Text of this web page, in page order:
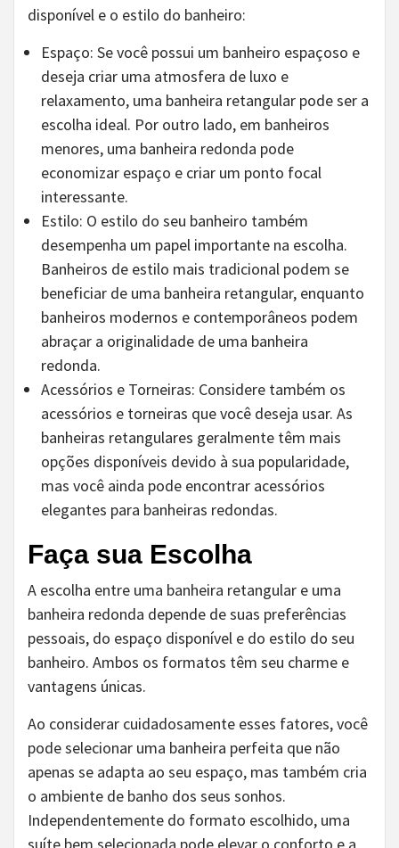
disponível e o estilo do banheiro:
Espaço: Se você possui um banheiro espaçoso e
deseja criar uma atmosfera de luxo e
relaxamento, uma banheira retangular pode ser a
escolha ideal. Por outro lado, em banheiros
menores, uma banheira redonda pode
economizar espaço e criar um ponto focal
interessante.
Estilo: O estilo do seu banheiro também
desempenha um papel importante na escolha.
Banheiros de estilo mais tradicional podem se
beneficiar de uma banheira retangular, enquanto
banheiros modernos e contemporâneos podem
abraçar a originalidade de uma banheira
redonda.
Acessórios e Torneiras: Considere também os
acessórios e torneiras que você deseja usar. As
banheiras retangulares geralmente têm mais
opções disponíveis devido à sua popularidade,
mas você ainda pode encontrar acessórios
elegantes para banheiras redondas.
Faça sua Escolha
A escolha entre uma banheira retangular e uma
banheira redonda depende de suas preferências
pessoais, do espaço disponível e do estilo do seu
banheiro. Ambos os formatos têm seu charme e
vantagens únicas.
Ao considerar cuidadosamente esses fatores, você
pode selecionar uma banheira perfeita que não
apenas se adapta ao seu espaço, mas também cria
o ambiente de banho dos seus sonhos.
Independentemente do formato escolhido, uma